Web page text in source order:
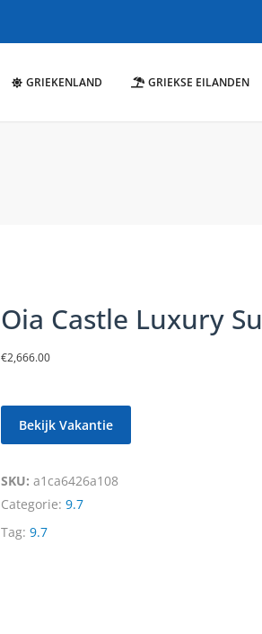
GRIEKENLAND GRIEKSE EILANDEN
Oia Castle Luxury
€2,666.00
Bekijk Vakantie
SKU: a1ca6426a108
Categorie: 9.7
Tag: 9.7